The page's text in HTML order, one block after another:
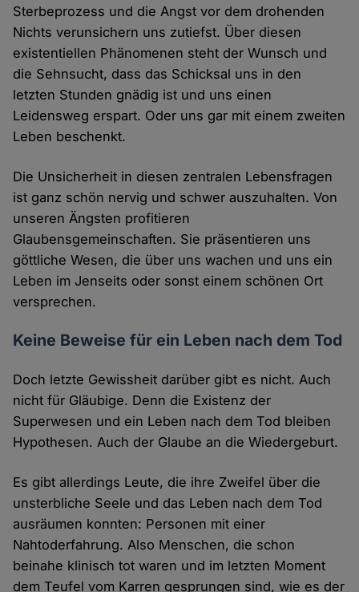
Sterbeprozess und die Angst vor dem drohenden
Nichts verunsichern uns zutiefst. Über diesen
existentiellen Phänomenen steht der Wunsch und
die Sehnsucht, dass das Schicksal uns in den
letzten Stunden gnädig ist und uns einen
Leidensweg erspart. Oder uns gar mit einem zweiten
Leben beschenkt.
Die Unsicherheit in diesen zentralen Lebensfragen
ist ganz schön nervig und schwer auszuhalten. Von
unseren Ängsten profitieren
Glaubensgemeinschaften. Sie präsentieren uns
göttliche Wesen, die über uns wachen und uns ein
Leben im Jenseits oder sonst einem schönen Ort
versprechen.
Keine Beweise für ein Leben nach dem Tod
Doch letzte Gewissheit darüber gibt es nicht. Auch
nicht für Gläubige. Denn die Existenz der
Superwesen und ein Leben nach dem Tod bleiben
Hypothesen. Auch der Glaube an die Wiedergeburt.
Es gibt allerdings Leute, die ihre Zweifel über die
unsterbliche Seele und das Leben nach dem Tod
ausräumen konnten: Personen mit einer
Nahtoderfahrung. Also Menschen, die schon
beinahe klinisch tot waren und im letzten Moment
dem Teufel vom Karren gesprungen sind, wie es der